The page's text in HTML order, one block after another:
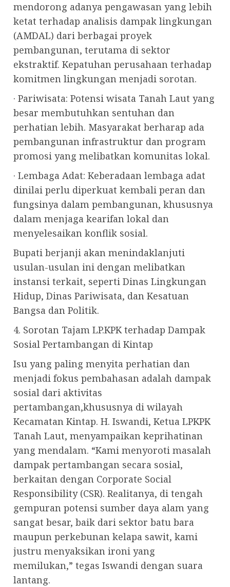
mendorong adanya pengawasan yang lebih
ketat terhadap analisis dampak lingkungan
(AMDAL) dari berbagai proyek
pembangunan, terutama di sektor
ekstraktif. Kepatuhan perusahaan terhadap
komitmen lingkungan menjadi sorotan.
· Pariwisata: Potensi wisata Tanah Laut yang
besar membutuhkan sentuhan dan
perhatian lebih. Masyarakat berharap ada
pembangunan infrastruktur dan program
promosi yang melibatkan komunitas lokal.
· Lembaga Adat: Keberadaan lembaga adat
dinilai perlu diperkuat kembali peran dan
fungsinya dalam pembangunan, khususnya
dalam menjaga kearifan lokal dan
menyelesaikan konflik sosial.
Bupati berjanji akan menindaklanjuti
usulan-usulan ini dengan melibatkan
instansi terkait, seperti Dinas Lingkungan
Hidup, Dinas Pariwisata, dan Kesatuan
Bangsa dan Politik.
4. Sorotan Tajam LP.KPK terhadap Dampak
Sosial Pertambangan di Kintap
Isu yang paling menyita perhatian dan
menjadi fokus pembahasan adalah dampak
sosial dari aktivitas
pertambangan,khususnya di wilayah
Kecamatan Kintap. H. Iswandi, Ketua LPKPK
Tanah Laut, menyampaikan keprihatinan
yang mendalam. “Kami menyoroti masalah
dampak pertambangan secara sosial,
berkaitan dengan Corporate Social
Responsibility (CSR). Realitanya, di tengah
gempuran potensi sumber daya alam yang
sangat besar, baik dari sektor batu bara
maupun perkebunan kelapa sawit, kami
justru menyaksikan ironi yang
memilukan,” tegas Iswandi dengan suara
lantang.